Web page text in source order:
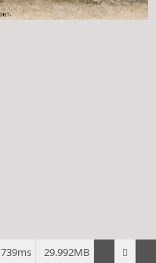
29.992MB
739ms